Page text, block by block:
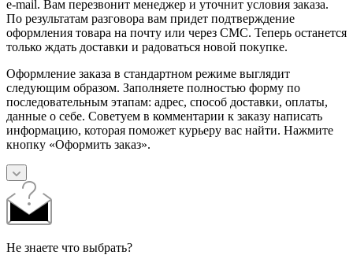
e-mail. Вам перезвонит менеджер и уточнит условия заказа.
По результатам разговора вам придет подтверждение
оформления товара на почту или через СМС. Теперь останется
только ждать доставки и радоваться новой покупке.
Оформление заказа в стандартном режиме выглядит
следующим образом. Заполняете полностью форму по
последовательным этапам: адрес, способ доставки, оплаты,
данные о себе. Советуем в комментарии к заказу написать
информацию, которая поможет курьеру вас найти. Нажмите
кнопку «Оформить заказ».
Не знаете что выбрать?